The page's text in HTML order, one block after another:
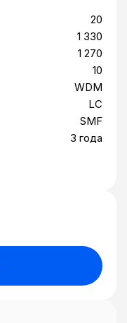
20
1 330
1 270
10
WDM
LC
SMF
3 года